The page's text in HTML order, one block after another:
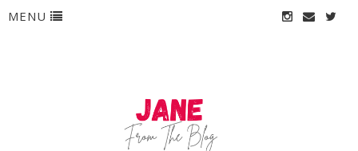
MENU